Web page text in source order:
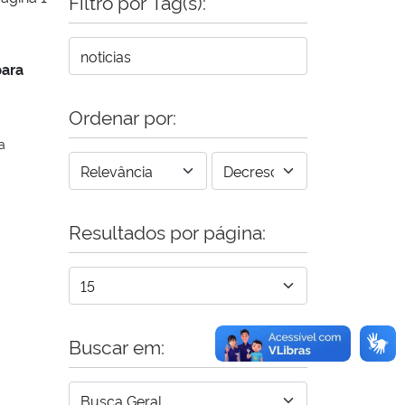
Ordenar por:
Resultados por página:
Buscar em: